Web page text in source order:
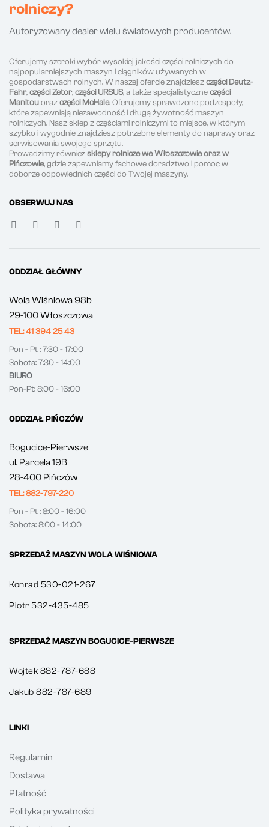
rolniczy?
Autoryzowany dealer wielu światowych producentów.
Oferujemy szeroki wybór wysokiej jakości części rolniczych do
najpopularniejszych maszyn i ciągników używanych w
gospodarstwach rolnych. W naszej ofercie znajdzieszczęści Deutz-
Fahr,części Zetor,części URSUS, a także specjalistyczneczęści
Manitouorazczęści McHale. Oferujemy sprawdzone podzespoły,
które zapewniają niezawodność i długą żywotność maszyn
rolniczych. Nasz sklep z częściami rolniczymi to miejsce, w którym
szybko i wygodnie znajdziesz potrzebne elementy do naprawy oraz
serwisowania swojego sprzętu.
Prowadzimy równieżsklepy rolnicze we Włoszczowie oraz w
Pińczowie, gdzie zapewniamy fachowe doradztwo i pomoc w
doborze odpowiednich części do Twojej maszyny.
OBSERWUJ NAS
ODDZIAŁ GŁÓWNY
Wola Wiśniowa 98b
29-100 Włoszczowa
TEL: 41 394 25 43
Pon - Pt : 7:30 - 17:00
Sobota: 7:30 - 14:00
BIURO
Pon-Pt: 8:00 - 16:00
ODDZIAŁ PIŃCZÓW
Bogucice-Pierwsze
ul. Parcela 19B
28-400 Pińczów
TEL: 882-797-220
Pon - Pt : 8:00 - 16:00
Sobota: 8:00 - 14:00
SPRZEDAŻ MASZYN WOLA WIŚNIOWA
Konrad 530-021-267
Piotr 532-435-485
SPRZEDAŻ MASZYN BOGUCICE-PIERWSZE
Wojtek 882-787-688
Jakub 882-787-689
LINKI
Regulamin
Dostawa
Płatność
Polityka prywatności